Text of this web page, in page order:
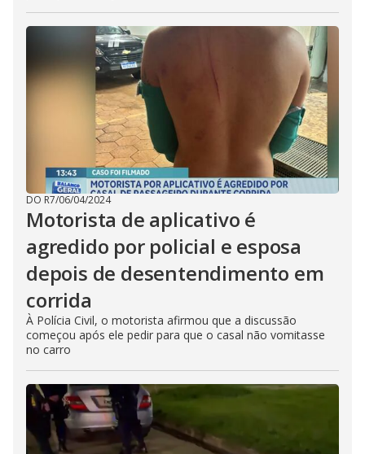
DO R7/06/04/2024
Motorista de aplicativo é
agredido por policial e esposa
depois de desentendimento em
corrida
À Polícia Civil, o motorista afirmou que a discussão
começou após ele pedir para que o casal não vomitasse
no carro